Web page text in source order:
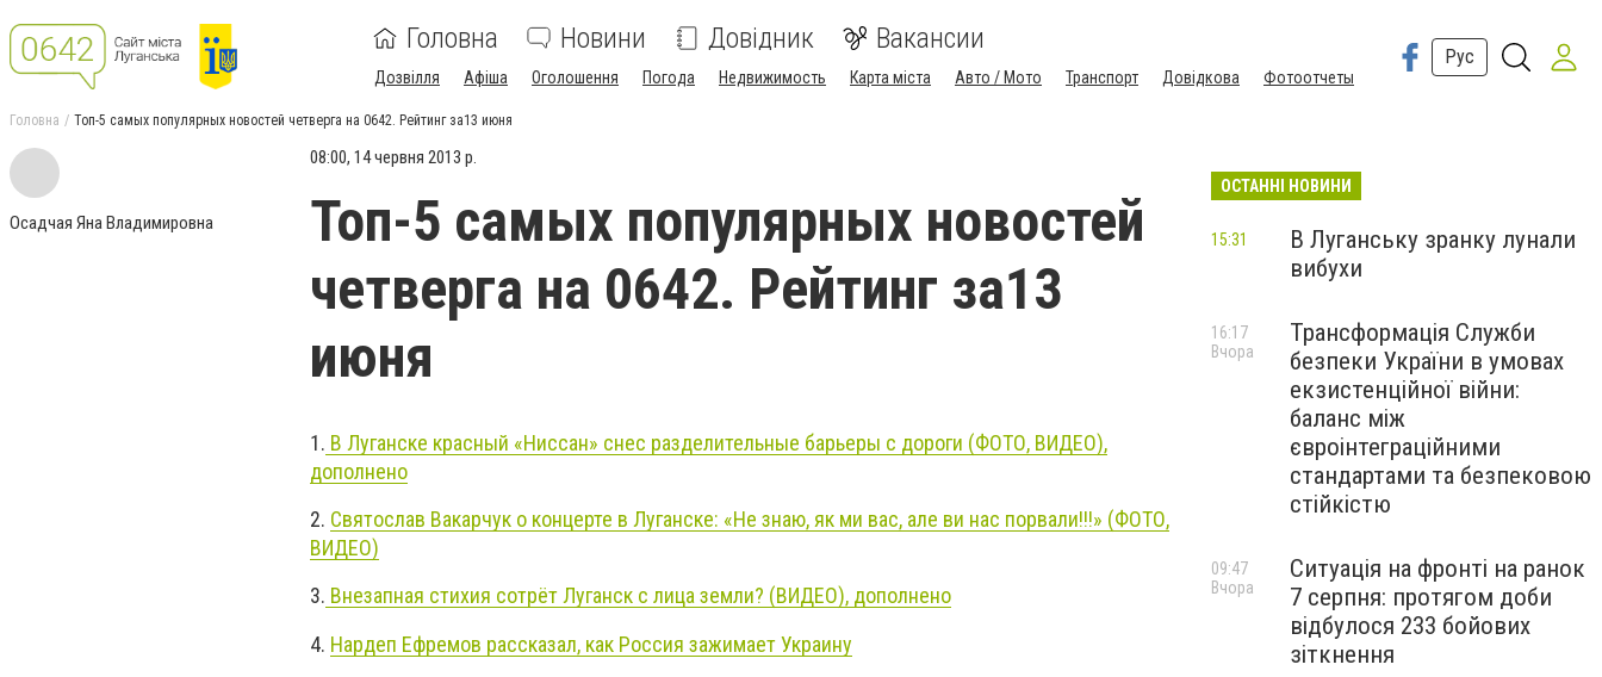
Головна Новини Довідник Вакансии
Дозвілля Афіша Оголошення Погода Недвижимость Карта міста Авто / Мото Транспорт Довідкова Фотоотчеты
Рус
Головна Топ-5 самых популярных новостей четверга на 0642. Рейтинг за13 июня
Осадчая Яна Владимировна
08:00, 14 червня 2013 р.
Топ-5 самых популярных новостей
четверга на 0642. Рейтинг за13
июня
1. В Луганске красный «Ниссан» снес разделительные барьеры с дороги (ФОТО, ВИДЕО),
дополнено
2. Святослав Вакарчук о концерте в Луганске: «Не знаю, як ми вас, але ви нас порвали!!!» (ФОТО,
ВИДЕО)
3. Внезапная стихия сотрёт Луганск с лица земли? (ВИДЕО), дополнено
4. Нардеп Ефремов рассказал, как Россия зажимает Украину
ОСТАННІ НОВИНИ
В Луганську зранку лунали
вибухи
15:31
Трансформація Служби
безпеки України в умовах
екзистенційної війни:
баланс між
євроінтеграційними
стандартами та безпековою
стійкістю
16:17
Вчора
Ситуація на фронті на ранок
7 серпня: протягом доби
відбулося 233 бойових
зіткнення
09:47
Вчора